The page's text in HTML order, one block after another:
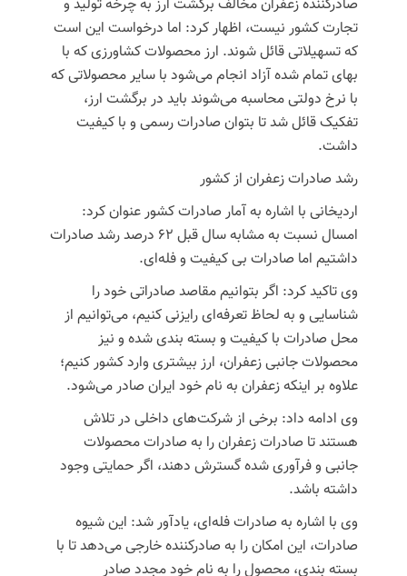
صادرکننده زعفران مخالف برگشت ارز به چرخه تولید و
تجارت کشور نیست، اظهار کرد: اما درخواست این است
که تسهیلاتی قائل شوند. ارز محصولات کشاورزی که با
بهای تمام شده آزاد انجام می‌شود با سایر محصولاتی که
با نرخ دولتی محاسبه می‌شوند باید در برگشت ارز،
تفکیک قائل شد تا بتوان صادرات رسمی و با کیفیت
داشت.
رشد صادرات زعفران از کشور
اردیخانی با اشاره به آمار صادرات کشور عنوان کرد:
امسال نسبت به مشابه سال قبل ۶۲ درصد رشد صادرات
داشتیم اما صادرات بی کیفیت و فله‌ای.
وی تاکید کرد: اگر بتوانیم مقاصد صادراتی خود را
شناسایی و به لحاظ تعرفه‌ای رایزنی کنیم، می‌توانیم از
محل صادرات با کیفیت و بسته بندی شده و نیز
محصولات جانبی زعفران، ارز بیشتری وارد کشور کنیم؛
علاوه بر اینکه زعفران به نام خود ایران صادر می‌شود.
وی ادامه داد: برخی از شرکت‌های داخلی در تلاش
هستند تا صادرات زعفران را به صادرات محصولات
جانبی و فرآوری شده گسترش دهند، اگر حمایتی وجود
داشته باشد.
وی با اشاره به صادرات فله‌ای، یادآور شد: این شیوه
صادرات، این امکان را به صادرکننده خارجی می‌دهد تا با
بسته بندی، محصول را به نام خود مجدد صادر